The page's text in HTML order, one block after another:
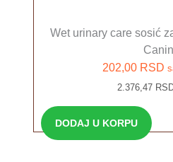
Wet urinary care sosić
Canin
202,00 RSD
2.376,47
DODAJ U KORPU